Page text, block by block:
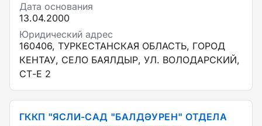
Дата основания
13.04.2000
Юридический адрес
160406, ТУРКЕСТАНСКАЯ ОБЛАСТЬ, ГОРОД
КЕНТАУ, СЕЛО БАЯЛДЫР, УЛ. ВОЛОДАРСКИЙ,
СТ-Е 2
ГККП "ЯСЛИ-САД "БАЛДӘУРЕН" ОТДЕЛА